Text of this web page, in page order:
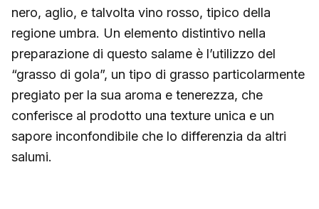
nero, aglio, e talvolta vino rosso, tipico della
regione umbra. Un elemento distintivo nella
preparazione di questo salame è l’utilizzo del
“grasso di gola”, un tipo di grasso particolarmente
pregiato per la sua aroma e tenerezza, che
conferisce al prodotto una texture unica e un
sapore inconfondibile che lo differenzia da altri
salumi.